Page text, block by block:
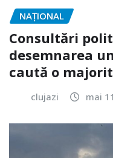
NAŢIONAL
Consultări
desemnarea
caută o
clujazi mai